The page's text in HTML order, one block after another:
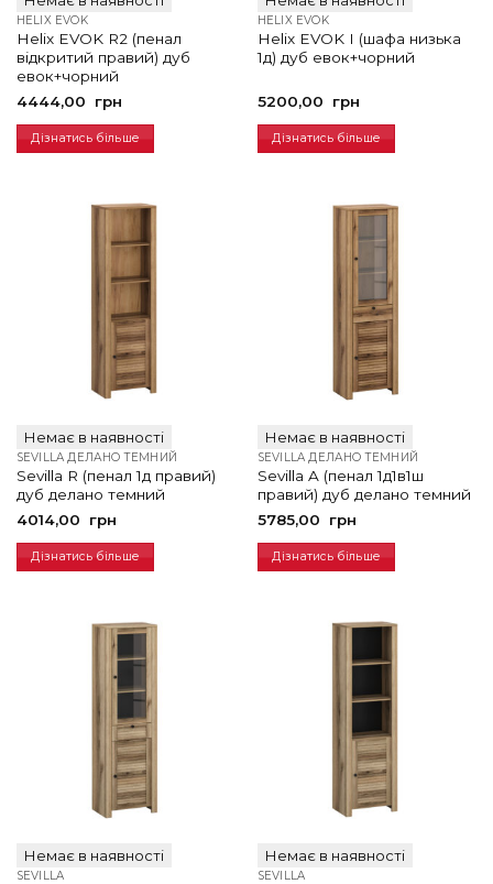
HELIX EVOK
Helix EVOK R2 (пенал
відкритий правий) дуб
евок+чорний
4444,00
грн
Дізнатись більше
HELIX EVOK
Helix EVOK I (шафа низька
1д) дуб евок+чорний
5200,00 грн
Дізнатись більше
Немає в наявності
SEVILLA ДЕЛАНО ТЕМНИЙ
Sevilla R (пенал 1д правий)
дуб делано темний
4014,00
грн
Дізнатись більше
Немає в наявності
SEVILLA ДЕЛАНО ТЕМНИЙ
Sevilla A (пенал 1д1в1ш
правий) дуб делано темний
5785,00
грн
Дізнатись більше
Немає в наявності
SEVILLA
Немає в наявності
SEVILLA